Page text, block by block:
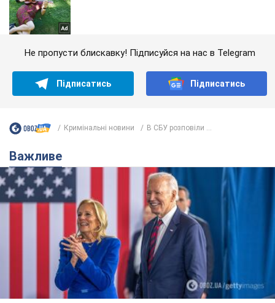
Не пропусти блискавку! Підписуйся на нас в Telegram
Підписатись Підписатись
Кримінальні новини В СБУ розповіли ...
Важливе